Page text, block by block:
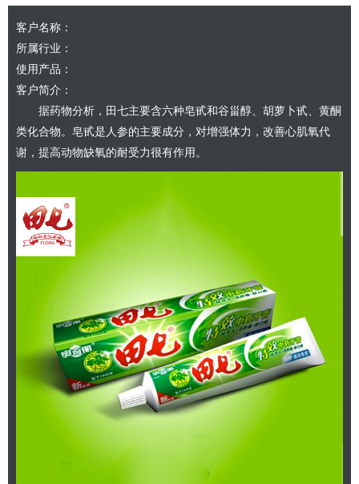
客户名称：
所属行业：
使用产品：
客户简介：
据药物分析，田七主要含六种皂甙和谷甾醇、胡萝卜甙、黄酮
类化合物。皂甙是人参的主要成分，对增强体力，改善心肌氧代
谢，提高动物缺氧的耐受力很有作用。